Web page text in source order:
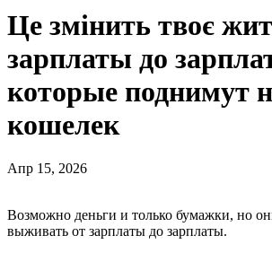
Це змінить твоє
зарплаты до
которые поднимут
кошелек
Апр 15, 2026
Возможно деньги и только бумажки, но
выживать от зарплаты до зарплаты.